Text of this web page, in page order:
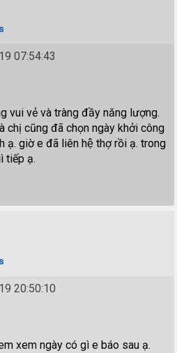
07:54:43
vui vẻ và tràng đầy năng lượng.
chị cũng đã chọn ngày khởi công
ạ. giờ e đã liên hệ thợ rồi ạ. trong
tiếp ạ.
20:50:10
xem ngày có gì e báo sau ạ.